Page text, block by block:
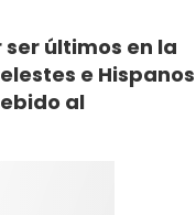
últimos en la
e Hispanos
al